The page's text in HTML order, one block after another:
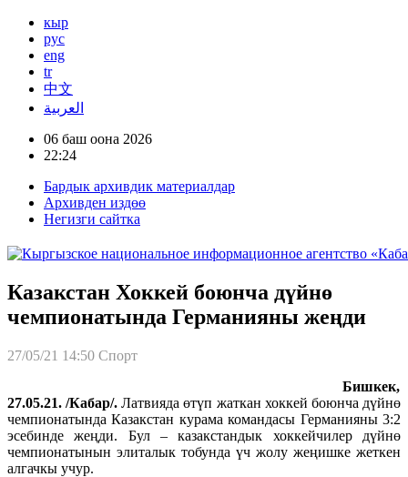
кыр
рус
eng
tr
中文
العربية
06 баш оона 2026
22:24
Бардык архивдик материалдар
Архивден издөө
Негизги сайтка
Казакстан Хоккей боюнча дүйнө
чемпионатында Германияны жеңди
27/05/21 14:50 Спорт
Бишкек,
27.05.21. /Кабар/.Латвияда өтүп жаткан хоккей боюнча дүйнө
чемпионатында Казакстан курама командасы Германияны 3:2
эсебинде жеңди. Бул – казакстандык хоккейчилер дүйнө
чемпионатынын элиталык тобунда үч жолу жеңишке жеткен
алгачкы учур.